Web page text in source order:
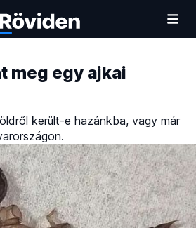
meg egy ajkai
került-e hazánkba, vagy már